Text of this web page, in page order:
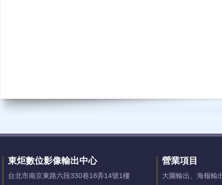
東炬數位影像輸出中心
台北市南京東路六段330巷18弄14號1樓
營業項目
大圖輸出、海報輸